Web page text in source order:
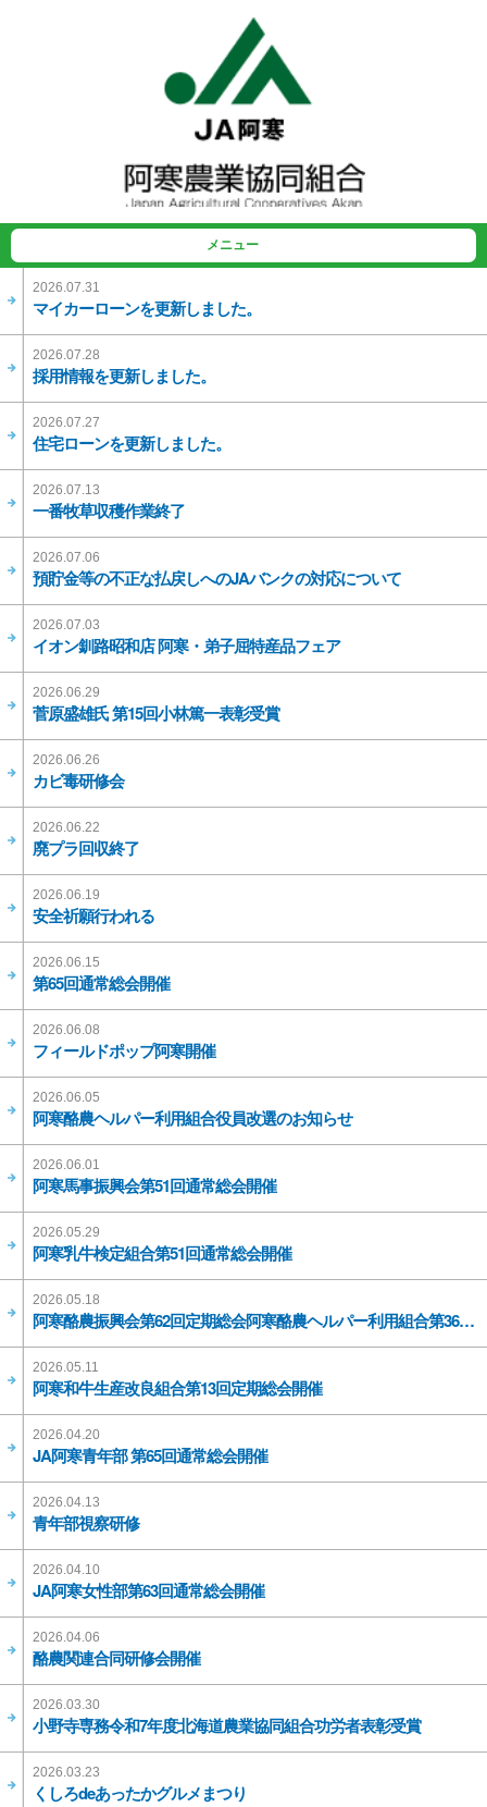
メニュー
2026.07.31
マイカーローンを更新しました。
2026.07.28
採用情報を更新しました。
2026.07.27
住宅ローンを更新しました。
2026.07.13
一番牧草収穫作業終了
2026.07.06
預貯金等の不正な払戻しへのJAバンクの対応について
2026.07.03
イオン釧路昭和店 阿寒・弟子屈特産品フェア
2026.06.29
菅原盛雄氏 第15回小林篤一表彰受賞
2026.06.26
カビ毒研修会
2026.06.22
廃プラ回収終了
2026.06.19
安全祈願行われる
2026.06.15
第65回通常総会開催
2026.06.08
フィールドポップ阿寒開催
2026.06.05
阿寒酪農ヘルパー利用組合役員改選のお知らせ
2026.06.01
阿寒馬事振興会第51回通常総会開催
2026.05.29
阿寒乳牛検定組合第51回通常総会開催
2026.05.18
阿寒酪農振興会第62回定期総会阿寒酪農ヘルパー利用組合第36回定期総会開催
2026.05.11
阿寒和牛生産改良組合第13回定期総会開催
2026.04.20
JA阿寒青年部 第65回通常総会開催
2026.04.13
青年部視察研修
2026.04.10
JA阿寒女性部第63回通常総会開催
2026.04.06
酪農関連合同研修会開催
2026.03.30
小野寺専務令和7年度北海道農業協同組合功労者表彰受賞
2026.03.23
くしろdeあったかグルメまつり